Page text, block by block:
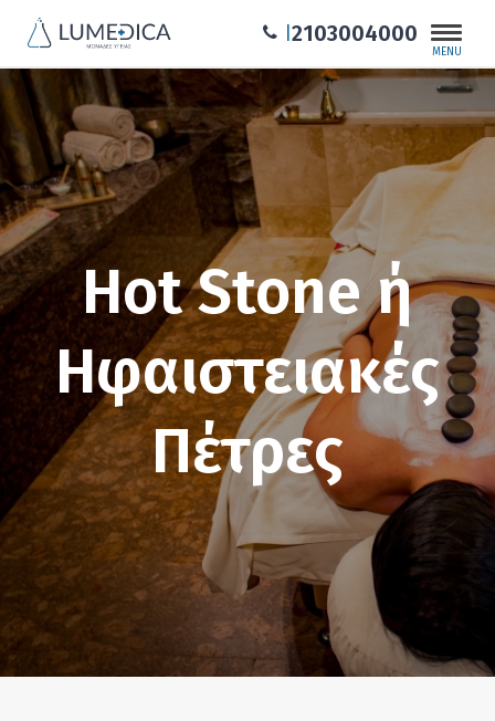
MENU
2103004000
Hot Stone ή
Ηφαιστειακές
Πέτρες